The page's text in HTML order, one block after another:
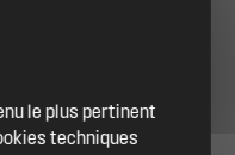
le plus pertinent
techniques